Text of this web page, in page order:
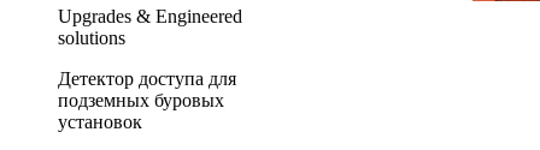
Upgrades & Engineered
solutions
Детектор доступа для
подземных буровых
установок